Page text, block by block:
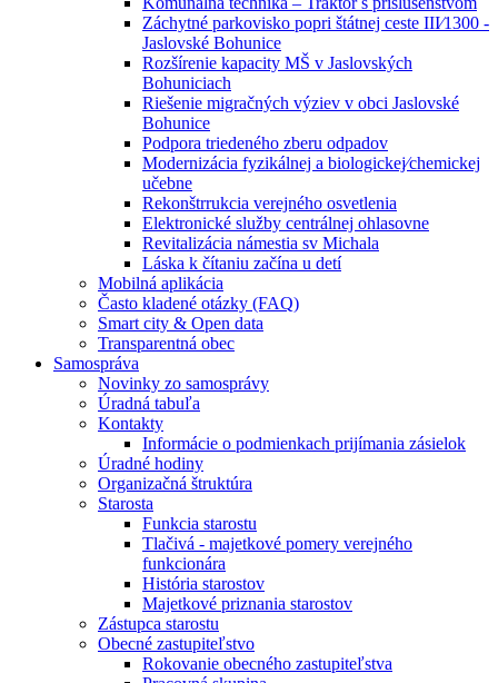
Záchytné parkovisko popri štátnej ceste III⁄1300 -
Jaslovské Bohunice
Rozšírenie kapacity MŠ v Jaslovských
Bohuniciach
Riešenie migračných výziev v obci Jaslovské
Bohunice
Podpora triedeného zberu odpadov
Modernizácia fyzikálnej a biologickej⁄chemickej
učebne
Rekonštrrukcia verejného osvetlenia
Elektronické služby centrálnej ohlasovne
Revitalizácia námestia sv Michala
Láska k čítaniu začína u detí
Mobilná aplikácia
Často kladené otázky (FAQ)
Smart city & Open data
Transparentná obec
Samospráva
Novinky zo samosprávy
Úradná tabuľa
Kontakty
Informácie o podmienkach prijímania zásielok
Úradné hodiny
Organizačná štruktúra
Starosta
Funkcia starostu
Tlačivá - majetkové pomery verejného
funkcionára
História starostov
Majetkové priznania starostov
Zástupca starostu
Obecné zastupiteľstvo
Rokovanie obecného zastupiteľstva